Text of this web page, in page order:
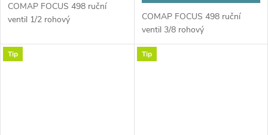
COMAP FOCUS 498 ruční
ventil 1/2 rohový
COMAP FOCUS 498 ruční
ventil 3/8 rohový
Tip Tip